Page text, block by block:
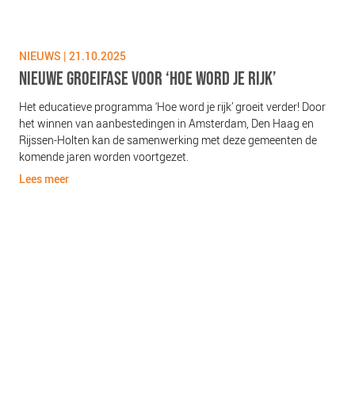
NIEUWS | 21.10.2025
NIEUWE GROEIFASE VOOR ‘HOE WORD JE RIJK’
Het educatieve programma ‘Hoe word je rijk’ groeit verder! Door
het winnen van aanbestedingen in Amsterdam, Den Haag en
Rijssen-Holten kan de samenwerking met deze gemeenten de
komende jaren worden voortgezet.
Lees meer